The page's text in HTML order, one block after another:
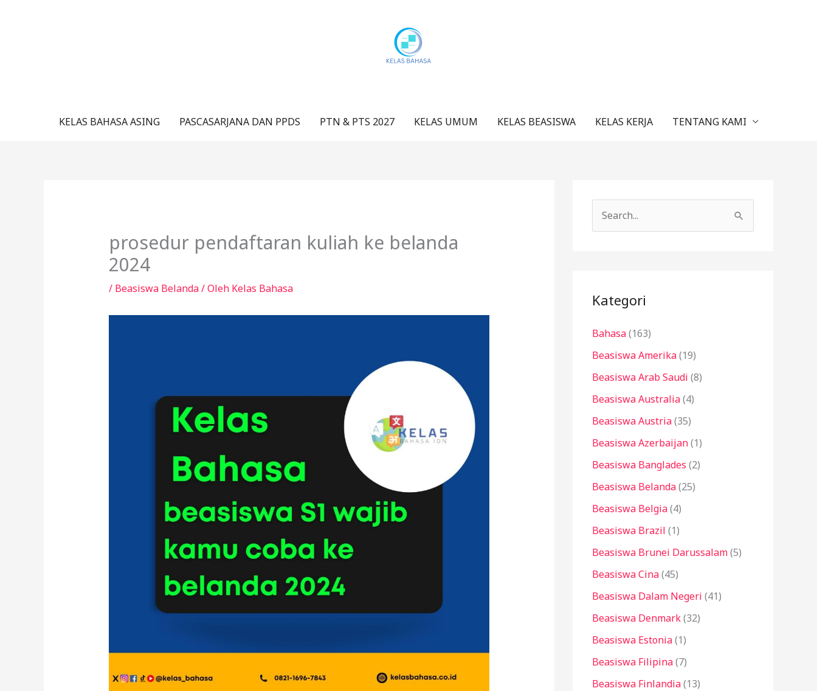
KELAS BAHASA ASING PASCASARJANA DAN PPDS PTN & PTS 2027 KELAS UMUM KELAS BEASISWA KELAS KERJA TENTANG KAMI
prosedur pendaftaran kuliah ke belanda
2024
/ Beasiswa Belanda/ Oleh Kelas Bahasa
u
t
u
k
:
Kategori
Bahasa(163)
Beasiswa Amerika(19)
Beasiswa Arab Saudi (8)
Beasiswa Australia(4)
Beasiswa Austria(35)
Beasiswa Azerbaijan(1)
Beasiswa Banglades (2)
Beasiswa Belanda(25)
Beasiswa Belgia(4)
Beasiswa Brazil (1)
Beasiswa Brunei Darussalam(5)
Beasiswa Cina(45)
Beasiswa Dalam Negeri (41)
Beasiswa Denmark(32)
Beasiswa Estonia(1)
Beasiswa Filipina(7)
Beasiswa Finlandia(13)